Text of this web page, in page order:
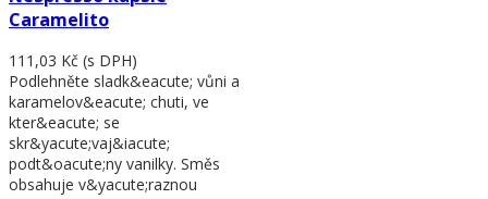
Caramelito
111,03 Kč (s DPH)
Podlehněte sladk&eacute; vůni a
karamelov&eacute; chuti, ve
kter&eacute; se
skr&yacute;vaj&iacute;
podt&oacute;ny vanilky. Směs
obsahuje v&yacute;raznou